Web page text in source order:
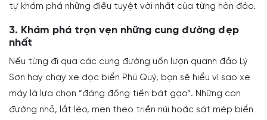
tự khám phá những điều tuyệt vời nhất của từng hòn đảo.
3. Khám phá trọn vẹn những cung đường đẹp
nhất
Nếu từng đi qua các cung đường uốn lượn quanh đảo Lý
Sơn hay chạy xe dọc biển Phú Quý, bạn sẽ hiểu vì sao xe
máy là lựa chọn “đáng đồng tiền bát gạo”. Những con
đường nhỏ, lắt léo, men theo triền núi hoặc sát mép biển